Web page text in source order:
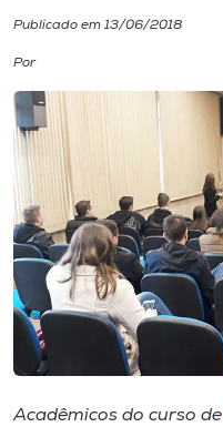
Biblioteca
Editora
Rádio
Museu
Publicado em 13/06/2018
Por
Acadêmicos do curso de